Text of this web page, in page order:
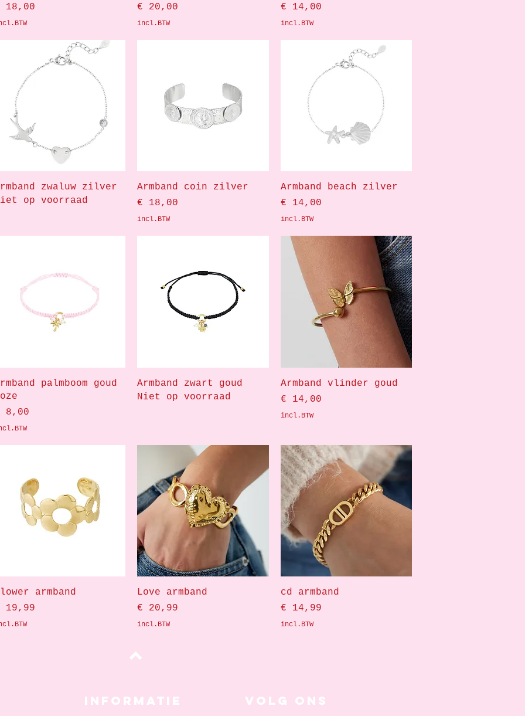
18,00
Prijs
€ 20,00
incl.BTW
Prijs
€ 14,00
incl.BTW
Snel overzicht
zwaluw zilver
op voorraad
Snel overzicht
Armband coin zilver
Prijs
€ 18,00
incl.BTW
Snel overzicht
Armband beach zilver
Prijs
€ 14,00
incl.BTW
Snel overzicht
palmboom goud
8,00
Snel overzicht
Armband zwart goud
Niet op voorraad
Snel overzicht
Armband vlinder goud
Prijs
€ 14,00
incl.BTW
Snel overzicht
armband
19,99
Snel overzicht
Love armband
Prijs
€ 20,99
incl.BTW
Snel overzicht
cd armband
Prijs
€ 14,99
incl.BTW
Informatie Volg ons